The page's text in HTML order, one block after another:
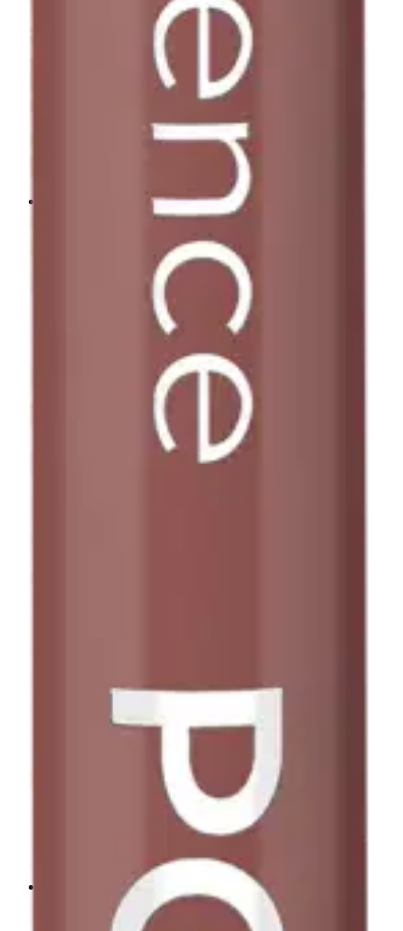
Cocoa Me Crazy Loppu varastosta
Like To Mauve It Loppu varastosta